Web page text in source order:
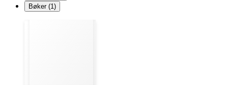
Bøker (1)